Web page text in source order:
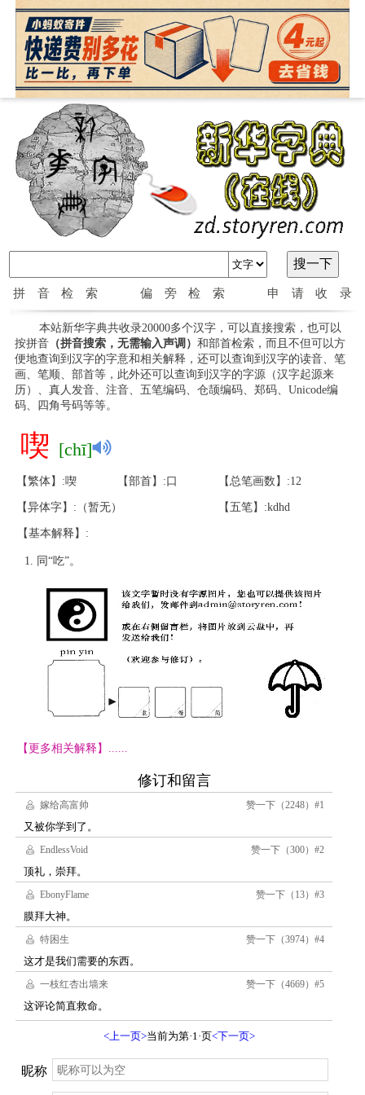
拼音检索 偏旁检索 申请收录
本站新华字典共收录20000多个汉字，可以直接搜索，也可以
按拼音（拼音搜索，无需输入声调） 和部首检索，而且不但可以方
便地查询到汉字的字意和相关解释，还可以查询到汉字的读音、笔
画、笔顺、部首等，此外还可以查询到汉字的字源（汉字起源来
历）、真人发音、注音、五笔编码、仓颉编码、郑码、Unicode编
码、四角号码等等。
喫 [chī]
【繁体】:喫 【部首】:口 【总笔画数】:12
【异体字】:（暂无） 【五笔】:kdhd
【基本解释】:
同“吃”。
【更多相关解释】......